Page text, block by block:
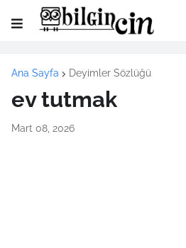
Ana Sayfa Deyimler Sözlüğü
ev tutmak
Mart 08, 2026